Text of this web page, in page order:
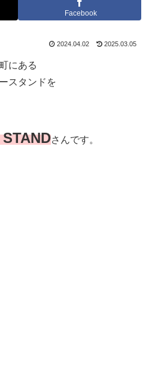
Facebook
2024.04.02 2025.03.05
にある
スタンドを
さんです。